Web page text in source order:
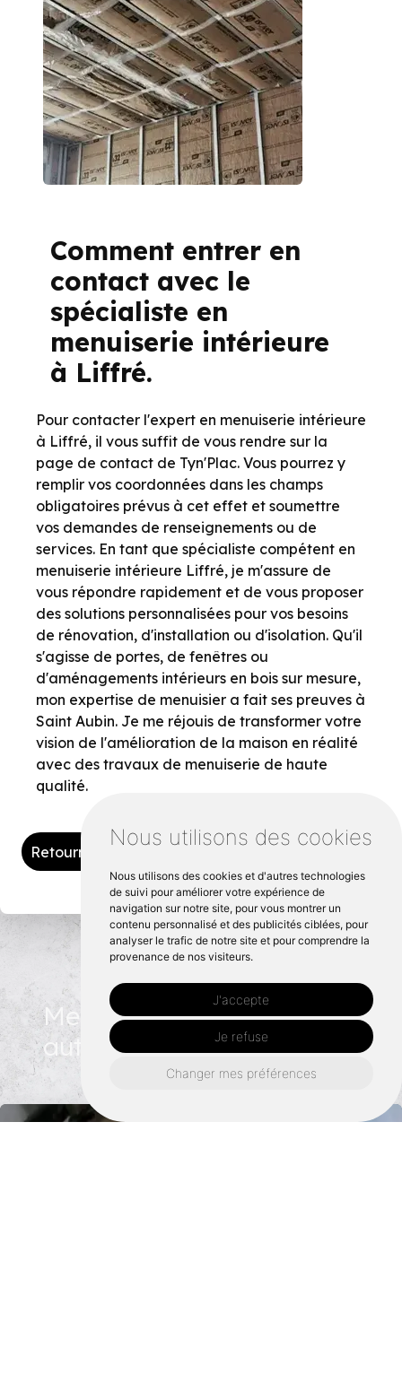
Nous utilisons des cookies
Nous utilisons des cookies et d'autres technologies
de suivi pour améliorer votre expérience de
navigation sur notre site, pour vous montrer un
contenu personnalisé et des publicités ciblées, pour
analyser le trafic de notre site et pour comprendre la
provenance de nos visiteurs.
J'accepte
Je refuse
Changer mes préférences
Comment entrer en
contact avec le
spécialiste en
menuiserie intérieure
à Liffré.
Pour contacter l'expert en menuiserie intérieure
à Liffré, il vous suffit de vous rendre sur la
page de contact de Tyn'Plac. Vous pourrez y
remplir vos coordonnées dans les champs
obligatoires prévus à cet effet et soumettre
vos demandes de renseignements ou de
services. En tant que spécialiste compétent en
menuiserie intérieure Liffré, je m'assure de
vous répondre rapidement et de vous proposer
des solutions personnalisées pour vos besoins
de rénovation, d'installation ou d'isolation. Qu'il
s'agisse de portes, de fenêtres ou
d'aménagements intérieurs en bois sur mesure,
mon expertise de menuisier a fait ses preuves à
Saint Aubin. Je me réjouis de transformer votre
vision de l'amélioration de la maison en réalité
avec des travaux de menuiserie de haute
qualité.
Retourner vers tynplac.fr
Menuiserie intérieure
autour de Liffré :